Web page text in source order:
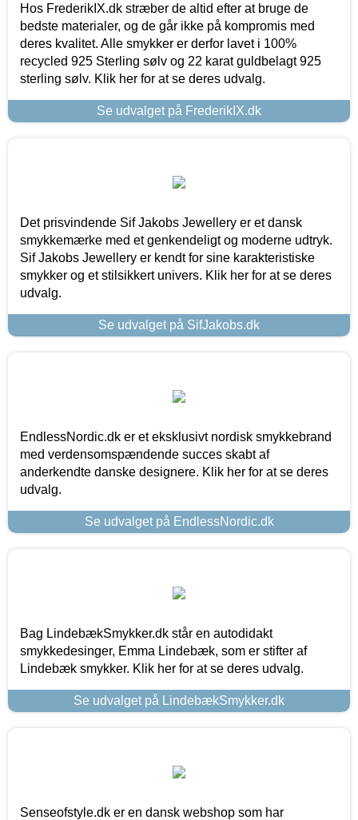
Hos FrederikIX.dk stræber de altid efter at bruge de
bedste materialer, og de går ikke på kompromis med
deres kvalitet. Alle smykker er derfor lavet i 100%
recycled 925 Sterling sølv og 22 karat guldbelagt 925
sterling sølv. Klik her for at se deres udvalg.
Se udvalget på FrederikIX.dk
Det prisvindende Sif Jakobs Jewellery er et dansk
smykkemærke med et genkendeligt og moderne udtryk.
Sif Jakobs Jewellery er kendt for sine karakteristiske
smykker og et stilsikkert univers. Klik her for at se deres
udvalg.
Se udvalget på SifJakobs.dk
EndlessNordic.dk er et eksklusivt nordisk smykkebrand
med verdensomspændende succes skabt af
anderkendte danske designere. Klik her for at se deres
udvalg.
Se udvalget på EndlessNordic.dk
Bag LindebækSmykker.dk står en autodidakt
smykkedesinger, Emma Lindebæk, som er stifter af
Lindebæk smykker. Klik her for at se deres udvalg.
Se udvalget på LindebækSmykker.dk
Senseofstyle.dk er en dansk webshop som har